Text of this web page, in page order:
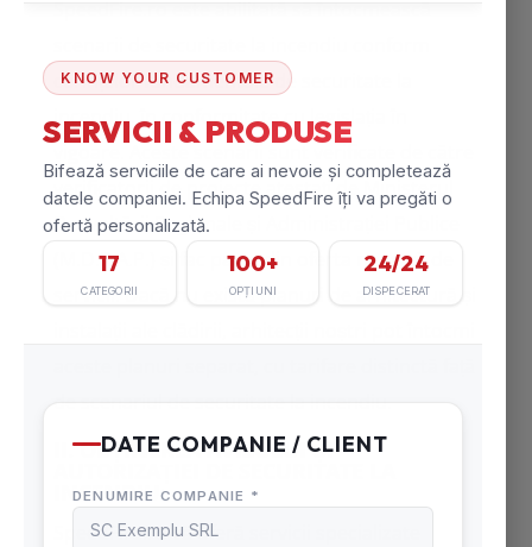
cerințelor fundamentale de securitate la
incendiu, în conformitate cu legislația în
verificatorii de proiecte atestați de Ministerul
Dezvoltării Regionale și Administrației Publice
(M.D.R.A.P.) și fac parte din oferta noastră de
servicii. Dacă nu există planuri de arhitectură și
II.OBȚINEREA AVIZULUI ȘI
INCENDIU :
SpeedFire.ro vă oferă servicii specializate